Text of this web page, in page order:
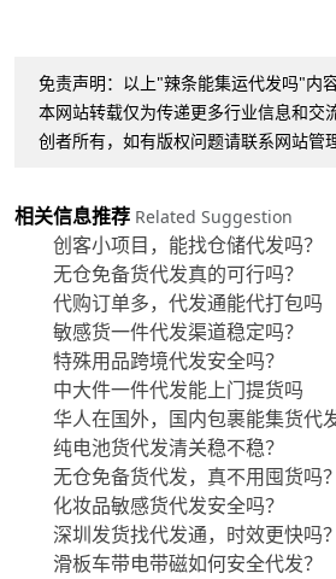
免责声明：以上"辣条能集运代发吗"内
本网站转载仅为传递更多行业信息和交
创者所有，如有版权问题请联系网站管
相关信息推荐 Related Suggestion
创客小项目，能找仓储代发吗？
无仓免备货代发真的可行吗？
代购订单多，代发通能代打包吗
敏感货一件代发渠道稳定吗？
特殊用品跨境代发安全吗？
中大件一件代发能上门提货吗
华人在国外，国内包裹能集货代
纯电池货代发清关稳不稳？
无仓免备货代发，真不用囤货吗？
化妆品敏感货代发安全吗？
深圳发货找代发通，时效更快吗？
滑板车带电带磁如何安全代发？